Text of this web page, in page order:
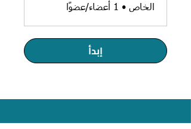
الخاص • 1 أعضاء/عضوًا
إبدأ